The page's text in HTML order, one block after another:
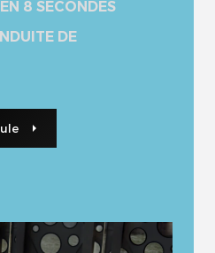
8 SECONDES
DE